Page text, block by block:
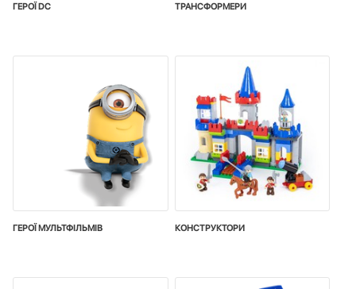
ГЕРОЇ DC ТРАНСФОРМЕРИ
ГЕРОЇ МУЛЬТФІЛЬМІВ КОНСТРУКТОРИ